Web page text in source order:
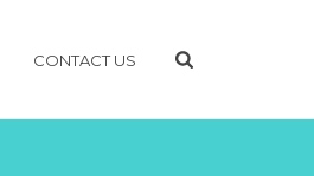
CONTACT US